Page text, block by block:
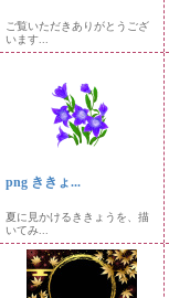
ご覧いただきありがとうござ
います...
png ききょ...
夏に見かけるききょうを、描
いてみ...